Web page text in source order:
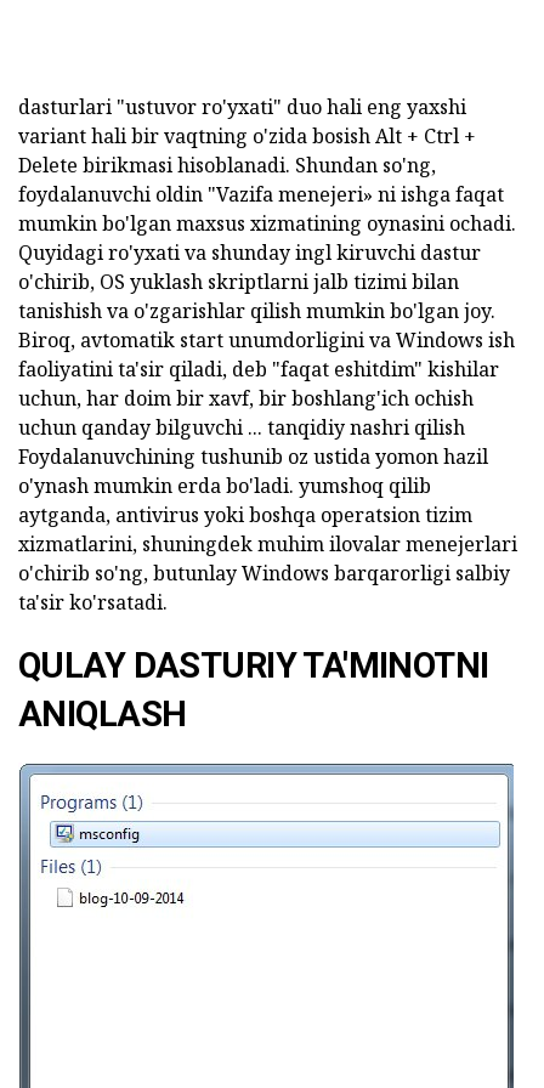
dasturlari "ustuvor ro'yxati" duo hali eng yaxshi
variant hali bir vaqtning o'zida bosish Alt + Ctrl +
Delete birikmasi hisoblanadi. Shundan so'ng,
foydalanuvchi oldin "Vazifa menejeri» ni ishga faqat
mumkin bo'lgan maxsus xizmatining oynasini ochadi.
Quyidagi ro'yxati va shunday ingl kiruvchi dastur
o'chirib, OS yuklash skriptlarni jalb tizimi bilan
tanishish va o'zgarishlar qilish mumkin bo'lgan joy.
Biroq, avtomatik start unumdorligini va Windows ish
faoliyatini ta'sir qiladi, deb "faqat eshitdim" kishilar
uchun, har doim bir xavf, bir boshlang'ich ochish
uchun qanday bilguvchi ... tanqidiy nashri qilish
Foydalanuvchining tushunib oz ustida yomon hazil
o'ynash mumkin erda bo'ladi. yumshoq qilib
aytganda, antivirus yoki boshqa operatsion tizim
xizmatlarini, shuningdek muhim ilovalar menejerlari
o'chirib so'ng, butunlay Windows barqarorligi salbiy
ta'sir ko'rsatadi.
QULAY DASTURIY TA'MINOTNI
ANIQLASH